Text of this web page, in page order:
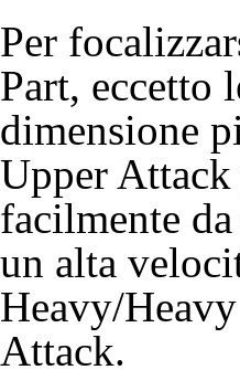
Per
Part, eccetto
dimensione
Upper
facilmente
un alta
Heavy/
Attack.